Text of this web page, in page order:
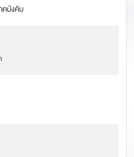
คบังคับ